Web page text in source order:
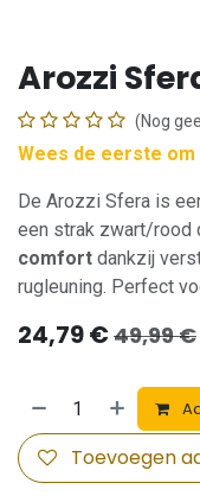
Arozzi
(Nog
Wees de eerste
De Arozzi Sfera is
een strak zwart/rood
comfort dankzij
rugleuning. Perfect
24,79€ 49,99€
Toevoegen